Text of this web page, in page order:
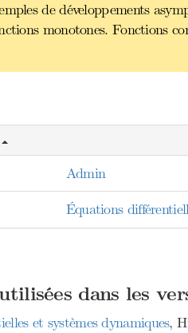
de développements
monotones. Fonctions
Admin
Équations
dans les
et systèmes dynamiques,